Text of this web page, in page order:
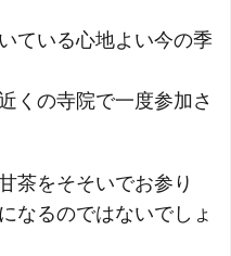
ている心地よい今の季
くの寺院で一度参加さ
茶をそそいでお参り
なるのではないでしょ